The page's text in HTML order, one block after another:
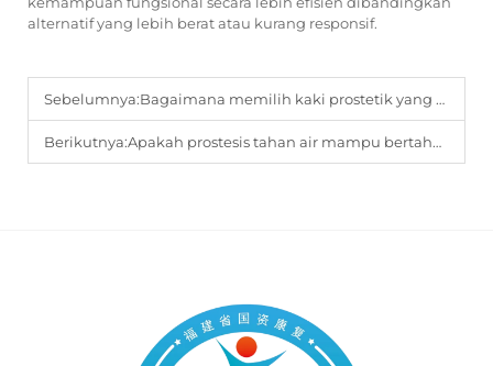
alternatif yang lebih berat atau kurang responsif.
Sebelumnya:Bagaimana memilih kaki prostetik yang tepat untuk medan tidak rata?
Berikutnya:Apakah prostesis tahan air mampu bertahan dalam mandi harian tanpa mengalami kerusakan?